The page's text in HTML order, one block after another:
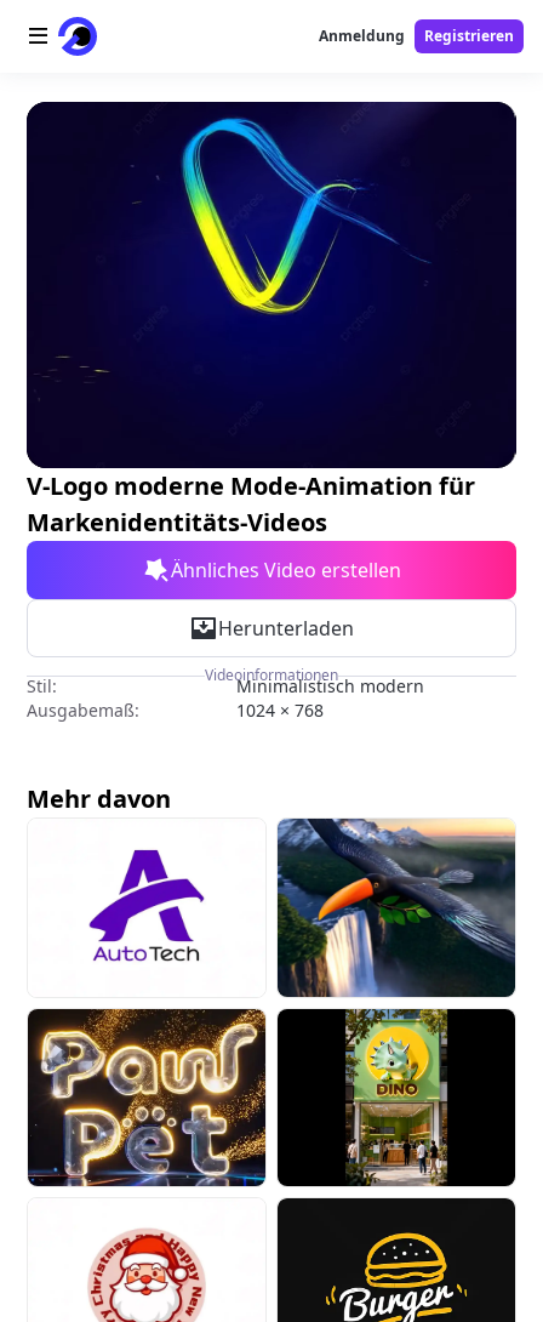
Startseite
AI-Tools
Free-Tools
Anmeldung Registrieren
V-Logo moderne Mode-Animation für
Markenidentitäts-Videos
Ähnliches Video erstellen
Herunterladen
Videoinformationen
Stil:
Minimalistisch modern
Ausgabemaß:
1024 × 768
Mehr davon